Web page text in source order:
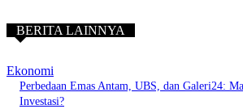
BERITA LAINNYA
Ekonomi
Perbedaan Emas Antam, UBS, dan Galeri24:
Investasi?